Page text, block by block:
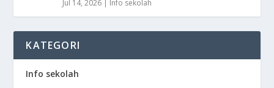
Jul 14, 2026 | Info sekolah
KATEGORI
Info sekolah